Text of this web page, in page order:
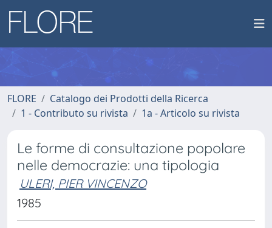
FLORE
Catalogo dei Prodotti della Ricerca
1 - Contributo su rivista
1a - Articolo su rivista
Le forme di consultazione popolare
nelle democrazie: una tipologia
ULERI, PIER VINCENZO
1985